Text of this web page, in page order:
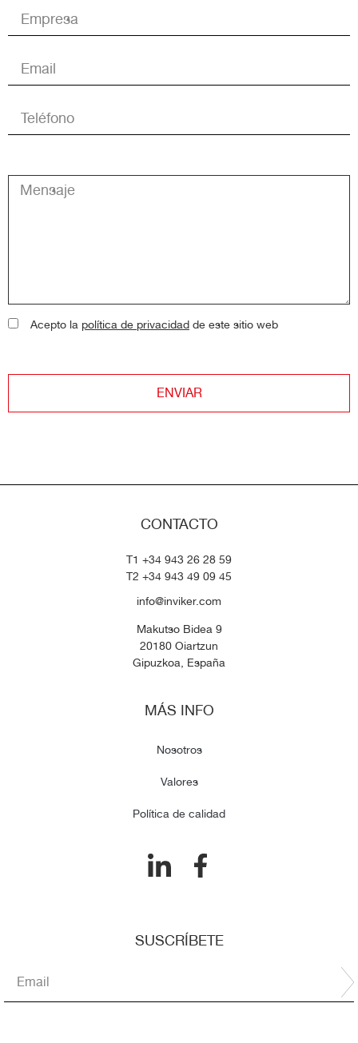
Acepto la política de privacidad de este sitio web
ENVIAR
CONTACTO
T1 +34 943 26 28 59
T2 +34 943 49 09 45
info@inviker.com
Makutso Bidea 9
20180 Oiartzun
Gipuzkoa, España
MÁS INFO
Nosotros
Valores
Política de calidad
SUSCRÍBETE